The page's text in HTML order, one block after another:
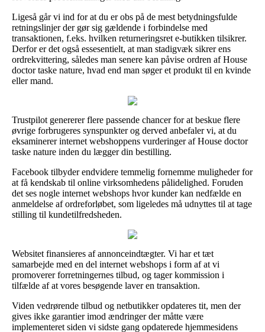
Ligeså går vi ind for at du er obs på de mest betydningsfulde
retningslinjer der gør sig gældende i forbindelse med
transaktionen, f.eks. hvilken returneringsret e-butikken tilsikrer.
Derfor er det også essesentielt, at man stadigvæk sikrer ens
ordrekvittering, således man senere kan påvise ordren af House
doctor taske nature, hvad end man søger et produkt til en kvinde
eller mand.
Trustpilot genererer flere passende chancer for at beskue flere
øvrige forbrugeres synspunkter og derved anbefaler vi, at du
eksaminerer internet webshoppens vurderinger af House doctor
taske nature inden du lægger din bestilling.
Facebook tilbyder endvidere temmelig fornemme muligheder for
at få kendskab til online virksomhedens pålidelighed. Foruden
det ses nogle internet webshops hvor kunder kan nedfælde en
anmeldelse af ordreforløbet, som ligeledes må udnyttes til at tage
stilling til kundetilfredsheden.
Websitet finansieres af annonceindtægter. Vi har et tæt
samarbejde med en del internet webshops i form af at vi
promoverer forretningernes tilbud, og tager kommission i
tilfælde af at vores besøgende laver en transaktion.
Viden vedrørende tilbud og netbutikker opdateres tit, men der
gives ikke garantier imod ændringer der måtte være
implementeret siden vi sidste gang opdaterede hjemmesidens